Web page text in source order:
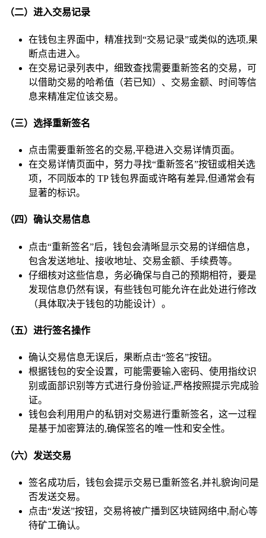
（二）进入交易记录
在钱包主界面中，精准找到“交易记录”或类似的选项,果
断点击进入。
在交易记录列表中，细致查找需要重新签名的交易，可
以借助交易的哈希值（若已知）、交易金额、时间等信
息来精准定位该交易。
（三）选择重新签名
点击需要重新签名的交易,平稳进入交易详情页面。
在交易详情页面中，努力寻找“重新签名”按钮或相关选
项，不同版本的 TP 钱包界面或许略有差异,但通常会有
显著的标识。
（四）确认交易信息
点击“重新签名”后，钱包会清晰显示交易的详细信息，
包含发送地址、接收地址、交易金额、手续费等。
仔细核对这些信息，务必确保与自己的预期相符，要是
发现信息仍然有误，有些钱包可能允许在此处进行修改
（具体取决于钱包的功能设计）。
（五）进行签名操作
确认交易信息无误后，果断点击“签名”按钮。
根据钱包的安全设置，可能需要输入密码、使用指纹识
别或面部识别等方式进行身份验证,严格按照提示完成验
证。
钱包会利用用户的私钥对交易进行重新签名，这一过程
是基于加密算法的,确保签名的唯一性和安全性。
（六）发送交易
签名成功后，钱包会提示交易已重新签名,并礼貌询问是
否发送交易。
点击“发送”按钮，交易将被广播到区块链网络中,耐心等
待矿工确认。